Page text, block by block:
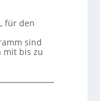
für den
sind
mit bis zu